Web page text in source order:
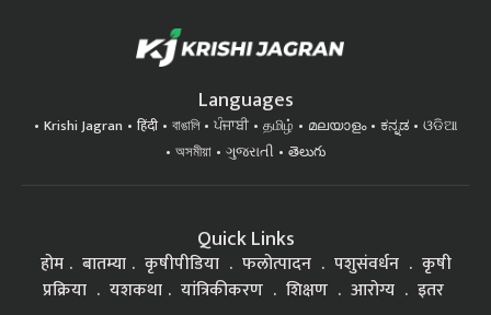
Languages
Krishi Jagran हिंदी বাঙালি ਪੰਜਾਬੀ தமிழ் മലയാളം ಕನ್ನಡ
ଓଡିଆ
অসমীয়া
ગુજરાતી తెలుగు
Quick Links
होम बातम्या कृषीपीडिया फलोत्पादन पशुसंवर्धन
कृषी
प्रक्रिया
यशकथा यांत्रिकीकरण शिक्षण आरोग्य इतर